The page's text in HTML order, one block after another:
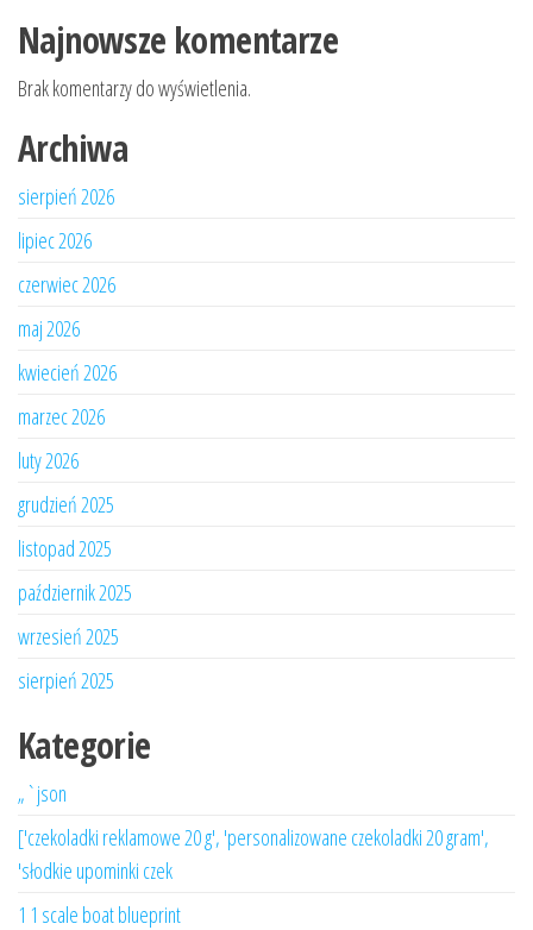
Najnowsze komentarze
Brak komentarzy do wyświetlenia.
Archiwa
sierpień 2026
lipiec 2026
czerwiec 2026
maj 2026
kwiecień 2026
marzec 2026
luty 2026
grudzień 2025
listopad 2025
październik 2025
wrzesień 2025
sierpień 2025
Kategorie
„`json
['czekoladki reklamowe 20 g', 'personalizowane czekoladki 20 gram',
'słodkie upominki czek
1 1 scale boat blueprint